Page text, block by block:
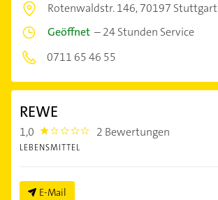
Rotenwaldstr. 146,70197 Stuttgart
Geöffnet –24 Stunden Service
0711 65 46 55
REWE
1,0 1.0 2 Bewertungen
LEBENSMITTEL
E-Mail